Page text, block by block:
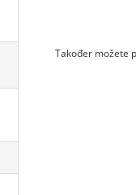
Također možete